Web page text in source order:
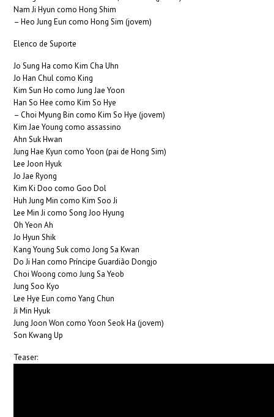
Nam Ji Hyun como Hong Shim
– Heo Jung Eun como Hong Sim (jovem)
Elenco de Suporte
Jo Sung Ha como Kim Cha Uhn
Jo Han Chul como King
Kim Sun Ho como Jung Jae Yoon
Han So Hee como Kim So Hye
– Choi Myung Bin como Kim So Hye (jovem)
Kim Jae Young como assassino
Ahn Suk Hwan
Jung Hae Kyun como Yoon (pai de Hong Sim)
Lee Joon Hyuk
Jo Jae Ryong
Kim Ki Doo como Goo Dol
Huh Jung Min como Kim Soo Ji
Lee Min Ji como Song Joo Hyung
Oh Yeon Ah
Jo Hyun Shik
Kang Young Suk como Jong Sa Kwan
Do Ji Han como Príncipe Guardião Dongjo
Choi Woong como Jung Sa Yeob
Jung Soo Kyo
Lee Hye Eun como Yang Chun
Ji Min Hyuk
Jung Joon Won como Yoon Seok Ha (jovem)
Son Kwang Up
Teaser: